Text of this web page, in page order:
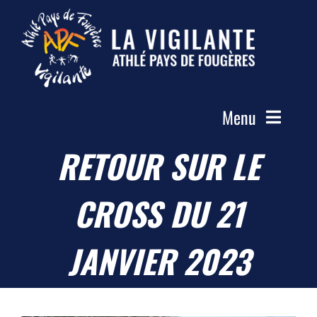
Passer
contenu
Menu
Accueil
Le Club
Actualités
Compétitions
RETOUR SUR LE
CROSS DU 21
JANVIER 2023